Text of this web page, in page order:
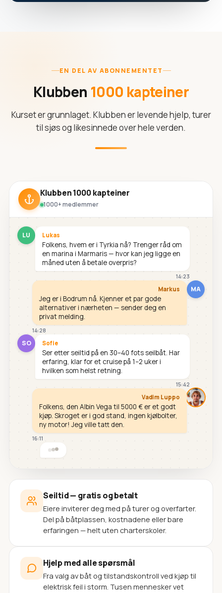
EN DEL AV ABONNEMENTET
Klubben 1000 kapteiner
Kurset er grunnlaget. Klubben er levende hjelp, turer
til sjøs og likesinnede over hele verden.
Klubben 1000 kapteiner
1000+ medlemmer
LU Lukas
Folkens, hvem er i Tyrkia nå? Trenger råd om
en marina i Marmaris — hvor kan jeg ligge en
måned uten å betale overpris?
14:23
MA
Markus
Jeg er i Bodrum nå. Kjenner et par gode
alternativer i nærheten — sender deg en
privat melding.
14:28
SO Sofie
Ser etter seiltid på en 30–40 fots seilbåt. Har
erfaring, klar for et cruise på 1–2 uker i
hvilken som helst retning.
15:42
Vadim Luppo
Folkens, den Albin Vega til 5000 € er et godt
kjøp. Skroget er i god stand, ingen kjølbolter,
ny motor! Jeg ville tatt den.
16:11
Seiltid — gratis og betalt
Eiere inviterer deg med på turer og overfarter.
Del på båtplassen, kostnadene eller bare
erfaringen — helt uten charterskoler.
Hjelp med alle spørsmål
Fra valg av båt og tilstandskontroll ved kjøp til
elektrisk feil i storm. Tusen mennesker vet